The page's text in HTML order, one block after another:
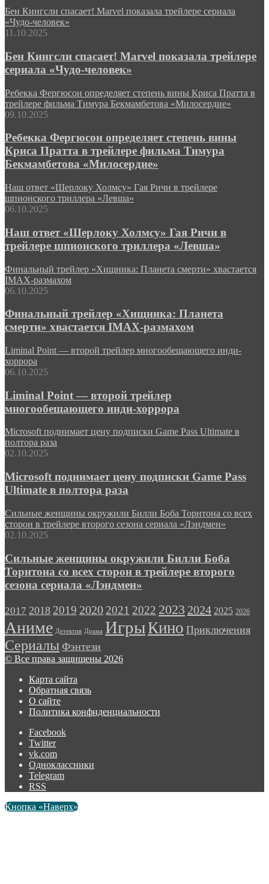
Бен Кингсли спасает! Marvel показала трейлере сериала
«Чудо-человек»
11.10.2025
Бен Кингсли спасает! Marvel показала трейлере
сериала «Чудо-человек»
Ребекка Фергюсон определяет степень вины Криса Пратта в
трейлере фильма Тимура Бекмамбетова «Милосердие»
09.10.2025
Ребекка Фергюсон определяет степень вины
Криса Пратта в трейлере фильма Тимура
Бекмамбетова «Милосердие»
Наш ответ «Шерлоку Холмсу» Гая Ричи в трейлере
шпионского триллера «Левша»
06.10.2025
Наш ответ «Шерлоку Холмсу» Гая Ричи в
трейлере шпионского триллера «Левша»
Финальный трейлер «Хищника: Планета смерти» хвастается
IMAX-размахом
06.10.2025
Финальный трейлер «Хищника: Планета
смерти» хвастается IMAX-размахом
Liminal Point — второй трейлер многообещающего инди-
хоррора
06.10.2025
Liminal Point — второй трейлер
многообещающего инди-хоррора
Microsoft поднимает цену подписки Game Pass Ultimate в
полтора раза
02.10.2025
Microsoft поднимает цену подписки Game Pass
Ultimate в полтора раза
Сильные женщины окружили Билли Боба Торнтона со всех
сторон в трейлере второго сезона сериала «Лэндмен»
02.10.2025
Сильные женщины окружили Билли Боба
Торнтона со всех сторон в трейлере второго
сезона сериала «Лэндмен»
2017 2018 2019 2020 2021 2022 2023 2024 2025 2026
Аниме Детектив Драма ИгрыКино Приключения
Сериалы Фэнтези
© Все права защищены 2026
Карта сайта
Обратная связь
О сайте
Политика конфиденциальности
Facebook
Twitter
vk.com
Одноклассники
Telegram
RSS
Кнопка «Наверх»